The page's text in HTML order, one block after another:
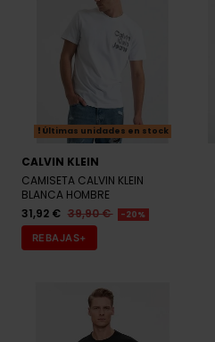
Últimas unidades en stock
CALVIN KLEIN
CAMISETA CALVIN KLEIN
BLANCA HOMBRE
31,92 € 39,90 € -20%
REBAJAS+